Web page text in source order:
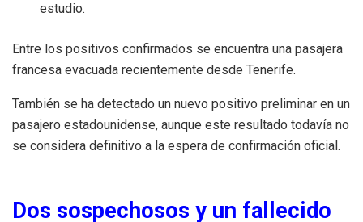
estudio.
Entre los positivos confirmados se encuentra una pasajera
francesa evacuada recientemente desde Tenerife.
También se ha detectado un nuevo positivo preliminar en un
pasajero estadounidense, aunque este resultado todavía no
se considera definitivo a la espera de confirmación oficial.
Dos sospechosos y un fallecido